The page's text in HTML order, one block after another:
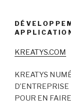
KREATYS.COM
KREATYS
D’ENTREPRISE
POUR EN